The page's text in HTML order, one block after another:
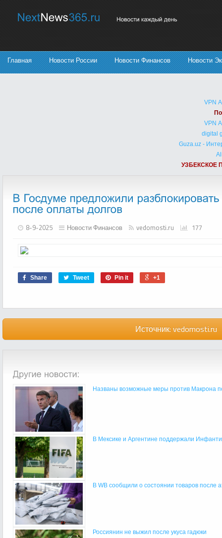
Главная Новости России Новости Финансов Новости
VPN
VPN
digital
Guza.uz -
УЗБЕКСКОЕ
8-9-2025 Новости Финансов vedomosti.ru 177
Share Tweet Pin it +1
Источник: vedomosti.ru
Названы возможные меры против Макрона
В Мексике и Аргентине поддержали
В WB сообщили о состоянии товаров после
Россиянин не выжил после укуса гадюки